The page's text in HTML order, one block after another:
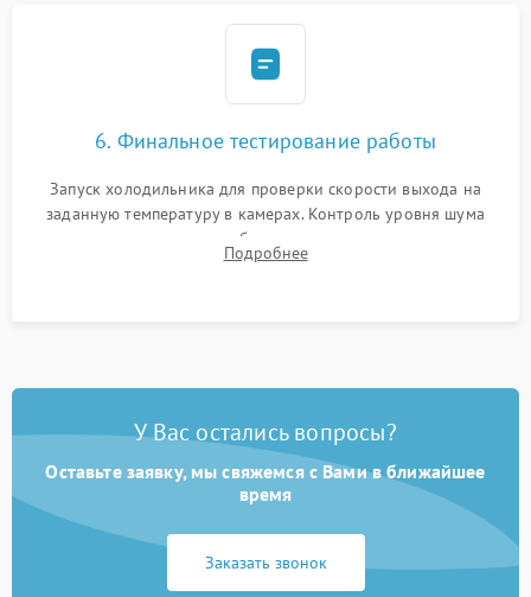
6. Финальное тестирование работы
Запуск холодильника для проверки скорости выхода на
заданную температуру в камерах. Контроль уровня шума
компрессора, отсутствия обмерзания стенок и корректного
срабатывания системы автоматической оттайки.
Подробнее
У Вас остались вопросы?
Оставьте заявку, мы свяжемся с Вами в ближайшее
время
Заказать звонок